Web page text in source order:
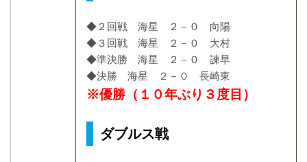
◆２回戦 海星 ２－０ 向陽
◆３回戦 海星 ２－０ 大村
◆準決勝 海星 ２－０ 諫早
◆決勝 海星 ２－０ 長崎東
※優勝（１０年ぶり３度目）
ダブルス戦